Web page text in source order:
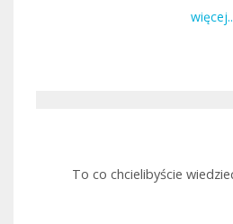
To co chcielibyście